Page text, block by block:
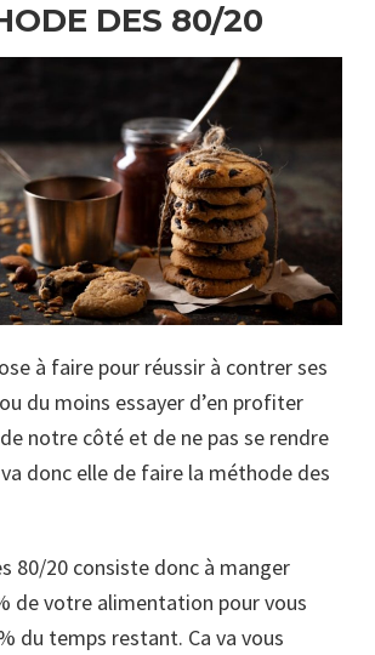
DES 80/20
à faire pour réussir à contrer ses
du moins essayer d’en profiter
notre côté et de ne pas se rendre
donc elle de faire la méthode des
80/20 consiste donc à manger
de votre alimentation pour vous
du temps restant. Ca va vous